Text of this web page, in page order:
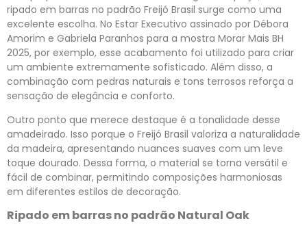
ripado em barras no padrão Freijó Brasil surge como uma
excelente escolha. No Estar Executivo assinado por Débora
Amorim e Gabriela Paranhos para a mostra Morar Mais BH
2025, por exemplo, esse acabamento foi utilizado para criar
um ambiente extremamente sofisticado. Além disso, a
combinação com pedras naturais e tons terrosos reforça a
sensação de elegância e conforto.
Outro ponto que merece destaque é a tonalidade desse
amadeirado. Isso porque o Freijó Brasil valoriza a naturalidade
da madeira, apresentando nuances suaves com um leve
toque dourado. Dessa forma, o material se torna versátil e
fácil de combinar, permitindo composições harmoniosas
em diferentes estilos de decoração.
Ripado em barras no padrão Natural Oak